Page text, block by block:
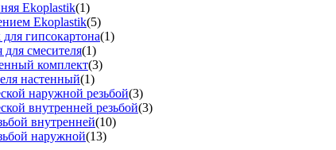
Ekoplastik(1)
Ekoplastik(5)
гипсокартона(1)
смесителя(1)
комплект(3)
настенный(1)
наружной резьбой(3)
внутренней резьбой(3)
внутренней(10)
наружной(13)